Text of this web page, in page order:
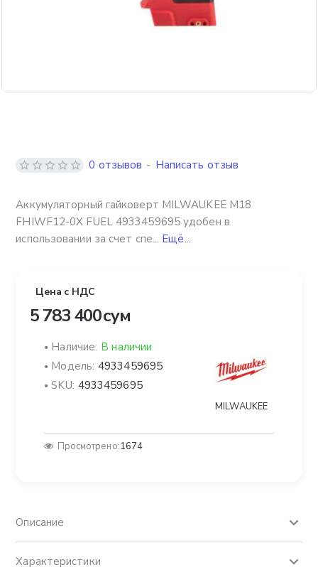
Аккумуляторный гайковерт MILWAUKEE M18
FHIWF12-0X FUEL 4933459695 удобен в
использовании за счет спе... Ещё...
0 отзывов - Написать отзыв
Цена с НДС
5 783 400 сум
Наличие: В наличии
Модель: 4933459695
SKU: 4933459695
MILWAUKEE
Просмотрено:1674
Описание
Характеристики